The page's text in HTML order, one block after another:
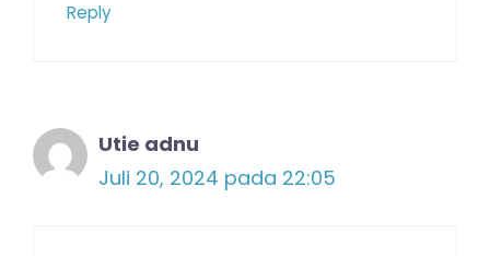
Reply
Utie adnu
Juli 20, 2024 pada 22:05